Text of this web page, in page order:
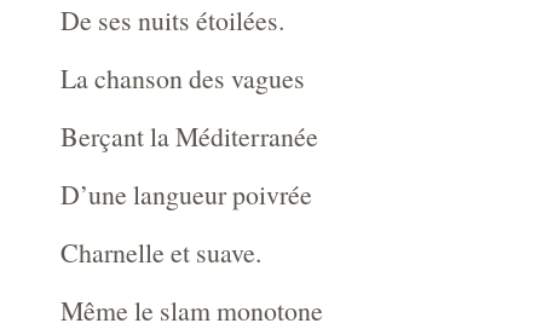
De ses nuits étoilées.
La chanson des vagues
Berçant la Méditerranée
D’une langueur poivrée
Charnelle et suave.
Même le slam monotone